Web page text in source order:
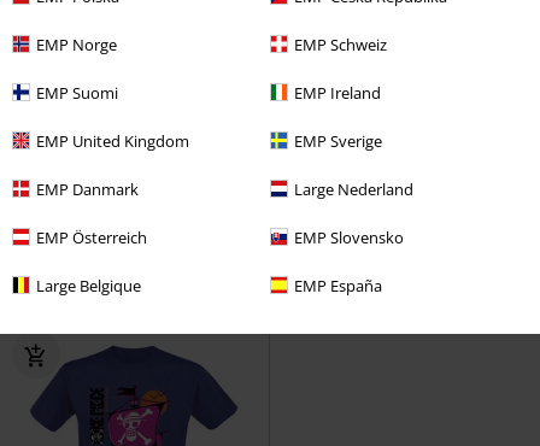
EMP Norge EMP Schweiz
EMP Suomi EMP Ireland
EMP United Kingdom EMP Sverige
EMP Danmark Large Nederland
EMP Österreich EMP Slovensko
Large Belgique EMP España
Devil Fruit One Piece
Tony Tony Chopper - The Doctor